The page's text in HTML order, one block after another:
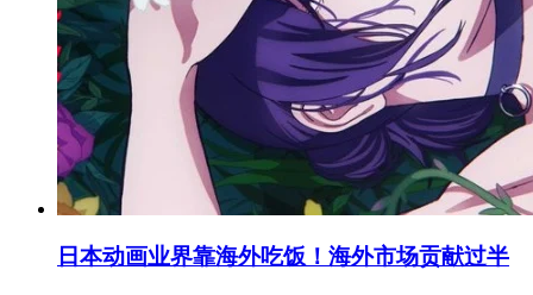
日本动画业界靠海外吃饭！海外市场贡献过半